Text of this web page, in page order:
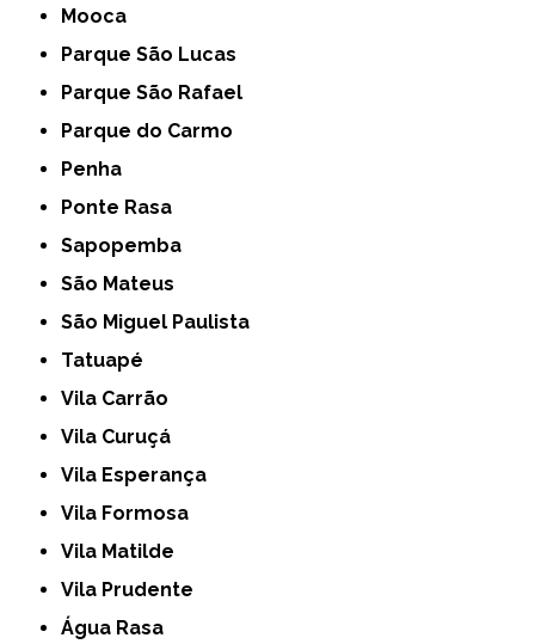
Mooca
Parque São Lucas
Parque São Rafael
Parque do Carmo
Penha
Ponte Rasa
Sapopemba
São Mateus
São Miguel Paulista
Tatuapé
Vila Carrão
Vila Curuçá
Vila Esperança
Vila Formosa
Vila Matilde
Vila Prudente
Água Rasa